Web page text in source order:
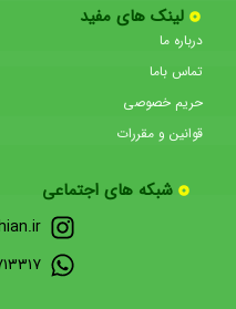
لینک های مفید
درباره ما
تماس باما
حریم خصوصی
قوانین و مقررات
شبکه های اجتماعی